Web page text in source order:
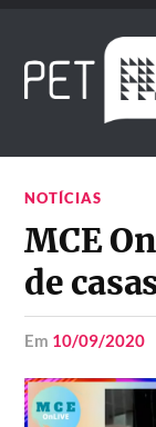
NOTÍCIAS
MCE
de
em 10/09/2020